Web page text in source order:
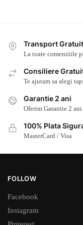
Transport Gratuit
La toate comenziile
Consiliere
Te ajutam sa alegi
Garantie 2 ani
Oferim Garantie 2 ani
100% Plata
MasterCard / Visa
FOLLOW
Facebook
Instagram